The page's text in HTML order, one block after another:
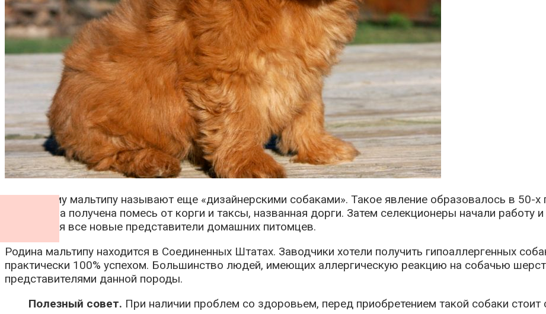
По-другому мальтипу называют еще «дизайнерскими собаками». Такое явление образовалось в 50-х
здесь была получена помесь от корги и таксы, названная дорги. Затем селекционеры начали работу
появляться все новые представители домашних питомцев.
Родина мальтипу находится в Соединенных Штатах. Заводчики хотели получить гипоаллергенных
практически 100% успехом. Большинство людей, имеющих аллергическую реакцию на собачью
представителями данной породы.
Полезный совет. При наличии проблем со здоровьем, перед приобретением такой собаки стоит